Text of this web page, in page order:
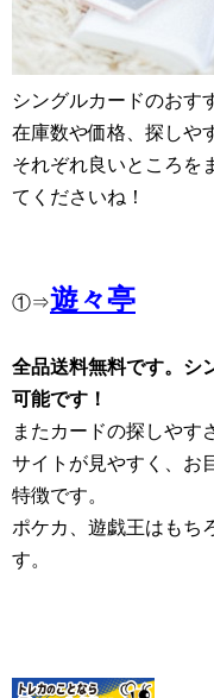
シングルカードのおす
在庫数や価格、探しや
それぞれ良いところを
てくださいね！
①⇒遊々亭
全品送料無料です。シ
可能です！
またカードの探しやす
サイトが見やすく、お
特徴です。
ポケカ、遊戯王はもち
す。